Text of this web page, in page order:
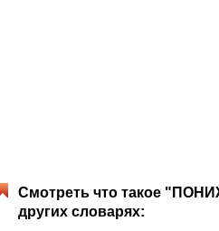
Смотреть что такое
других словарях: